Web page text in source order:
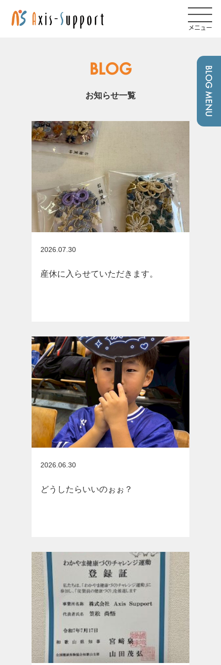
メニュー
BLOG
お知らせ一覧
2026.07.30
産休に入らせていただきます。
2026.06.30
どうしたらいいのぉぉ？
BLOG MENU